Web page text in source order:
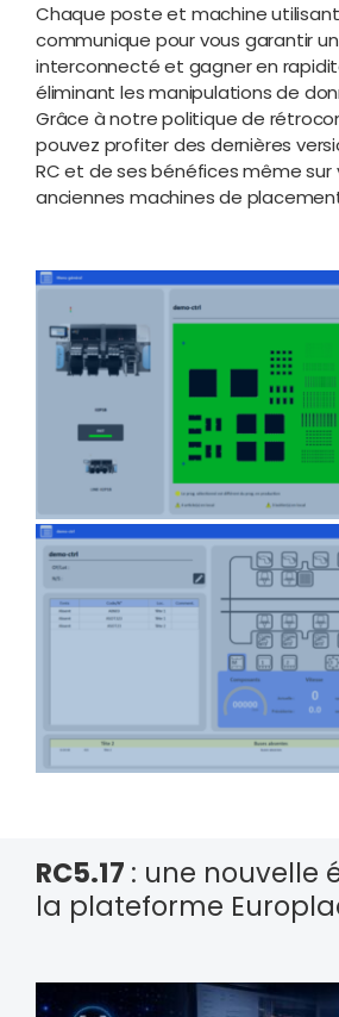
Chaque poste et machine utilisant
communique pour vous garantir
interconnecté et gagner en
éliminant les manipulations de
Grâce à notre politique de
pouvez profiter des dernières
RC et de ses bénéfices même sur
anciennes machines de
RC5.17 : une nouvelle
la plateforme